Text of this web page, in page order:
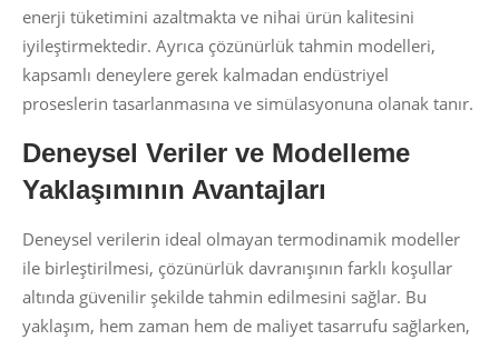
enerji tüketimini azaltmakta ve nihai ürün kalitesini
iyileştirmektedir. Ayrıca çözünürlük tahmin modelleri,
kapsamlı deneylere gerek kalmadan endüstriyel
proseslerin tasarlanmasına ve simülasyonuna olanak tanır.
Deneysel Veriler ve Modelleme
Yaklaşımının Avantajları
Deneysel verilerin ideal olmayan termodinamik modeller
ile birleştirilmesi, çözünürlük davranışının farklı koşullar
altında güvenilir şekilde tahmin edilmesini sağlar. Bu
yaklaşım, hem zaman hem de maliyet tasarrufu sağlarken,